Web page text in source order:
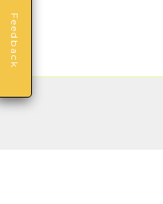
Feedback